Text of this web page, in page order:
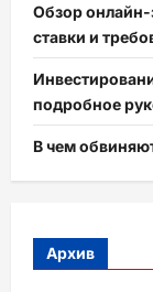
Обзор
ставки и
подробное
В чем
Архив